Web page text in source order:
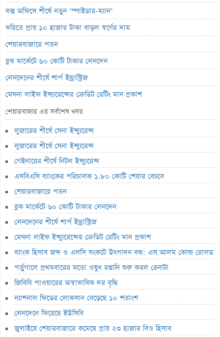
বক্স অফিসে শীর্ষে নতুন ‘স্পাইডার-ম্যান’
ভরিতে প্রায় ১০ হাজার টাকা বাড়ল স্বর্ণের দাম
শেয়ারবাজারে পতন
ব্লক মার্কেটে ৬০ কোটি টাকার লেনদেন
লেনদেনের শীর্ষে শার্প ইন্ড্রাস্ট্রিজ
মেঘনা লাইফ ইন্স্যুরেন্সের ক্রেডিট রেটিং মান প্রকাশ
ব্যাংক হিসাব জব্দ ও এলসি সংকটে উৎপাদন বন্ধ: এস.আলম কোল্ড রোলড
পর্তুগালে প্রথমবারের মতো ওষুধ রপ্তানি শুরু করল রেনাটা
জিবিবি পাওয়ারের অস্বাভাবিক দর বৃদ্ধি
ন্যাশনাল ফিডের লোকসান বেড়েছে ১০ শতাংশ
লেনদেনে ফিরেছে ইউসিবি
জুলাইয়ে শেয়ারবাজারে কমেছে প্রায় ২৩ হাজার বিও হিসাব
মাধুরীর কোটি টাকার সম্পত্তি বিক্রি
পাঁচ বছরে শেয়ারহোল্ডারদের ২ হাজার ৮৫৫ কোটি টাকা লভ্যাংশ দিয়েছে রবি
২৭১ কোটি টাকার বীমা দাবি পরিশোধে অক্ষম, ভবিষ্যৎ নিয়েও শঙ্কা
নিরীক্ষকের
পাঁচ বিষয়ে তদন্তে এনআরবিসি ব্যাংক সিকিউরিটিজ
লাইফ ফান্ড থেকে ২,৩৬৭ কোটি টাকা লোপাট, দেউলিয়ার দ্বারপ্রান্তে ফারইস্ট
ইসলামী লাইফ
ভেঞ্চার ক্যাপিটাল ফান্ডে একাধিক অনিয়ম, এক্স অ্যাঞ্জেলের কাছে বিএসইসির
ব্যাখ্যা তলব
শেয়ারবাজার এর সর্বশেষ খবর
লুজারের শীর্ষে সেনা ইন্স্যুরেন্স
লুজারের শীর্ষে সেনা ইন্স্যুরেন্স
গেইনারের শীর্ষে নিটল ইন্স্যুরেন্স
এসবিএসি ব্যাংকের পরিচালক ১.৮০ কোটি শেয়ার বেচবে
শেয়ারবাজারে পতন
ব্লক মার্কেটে ৬০ কোটি টাকার লেনদেন
লেনদেনের শীর্ষে শার্প ইন্ড্রাস্ট্রিজ
মেঘনা লাইফ ইন্স্যুরেন্সের ক্রেডিট রেটিং মান প্রকাশ
ব্যাংক হিসাব জব্দ ও এলসি সংকটে উৎপাদন বন্ধ: এস.আলম কোল্ড রোলড
পর্তুগালে প্রথমবারের মতো ওষুধ রপ্তানি শুরু করল রেনাটা
জিবিবি পাওয়ারের অস্বাভাবিক দর বৃদ্ধি
ন্যাশনাল ফিডের লোকসান বেড়েছে ১০ শতাংশ
লেনদেনে ফিরেছে ইউসিবি
জুলাইয়ে শেয়ারবাজারে কমেছে প্রায় ২৩ হাজার বিও হিসাব